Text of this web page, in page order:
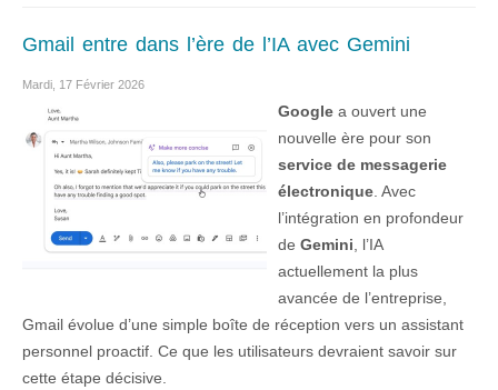
Gmail entre dans l’ère de l’IA avec Gemini
Mardi, 17 Février 2026
Google a ouvert une
nouvelle ère pour son
service de messagerie
électronique . Avec
l’intégration en profondeur
de Gemini , l’IA
actuellement la plus
avancée de l’entreprise,
Gmail évolue d’une simple boîte de réception vers un assistant
personnel proactif. Ce que les utilisateurs devraient savoir sur
cette étape décisive.